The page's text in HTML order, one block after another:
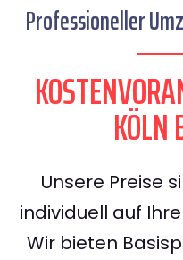
Professioneller
KÖLN
Unsere Preise
individuell auf
Wir bieten